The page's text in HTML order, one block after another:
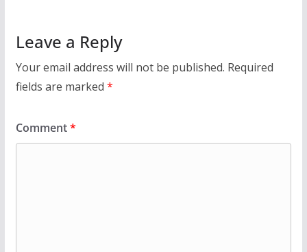
Leave a Reply
Your email address will not be published. Required
fields are marked *
Comment*